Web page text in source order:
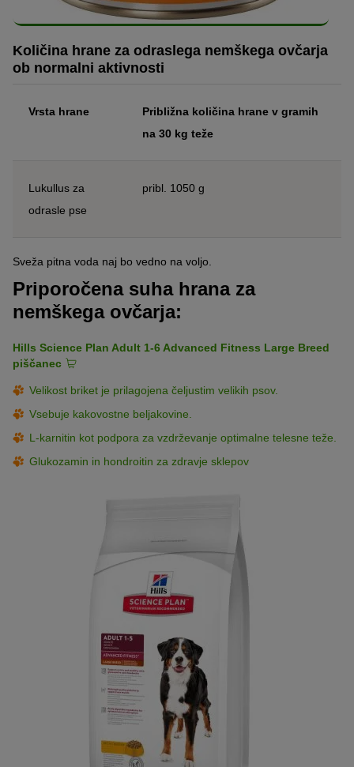
Količina hrane za odraslega nemškega ovčarja
ob normalni aktivnosti
Vrsta hrane
Približna količina hrane v gramih
na 30 kg teže
Lukullus za
odrasle pse
pribl. 1050 g
Sveža pitna voda naj bo vedno na voljo.
Priporočena suha hrana za
nemškega ovčarja:
Hills Science Plan Adult 1-6 Advanced Fitness Large Breed
piščanec
Velikost briket je prilagojena čeljustim velikih psov.
Vsebuje kakovostne beljakovine.
L-karnitin kot podpora za vzdrževanje optimalne telesne teže.
Glukozamin in hondroitin za zdravje sklepov